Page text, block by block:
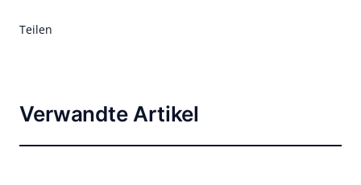
Teilen
Verwandte Artikel